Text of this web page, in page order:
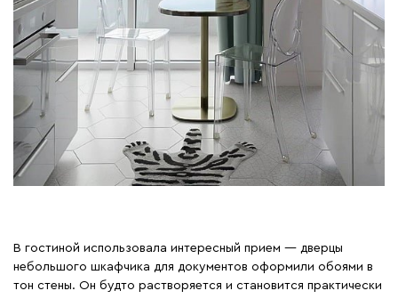
В гостиной использовала интересный прием — дверцы
небольшого шкафчика для документов оформили обоями в
тон стены. Он будто растворяется и становится практически